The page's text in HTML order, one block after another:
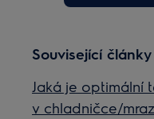
Související články
Jaká je optimální
v chladničce/